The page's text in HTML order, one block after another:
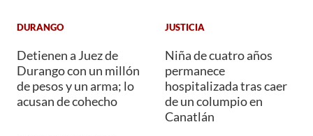
DURANGO
Detienen a Juez de
Durango con un millón
de pesos y un arma; lo
acusan de cohecho
JUSTICIA
Niña de cuatro años
permanece
hospitalizada tras caer
de un columpio en
Canatlán